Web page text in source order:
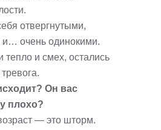
отвергнутыми,
очень одинокими.
тепло и смех, остались
Он вас
плохо?
— это шторм.